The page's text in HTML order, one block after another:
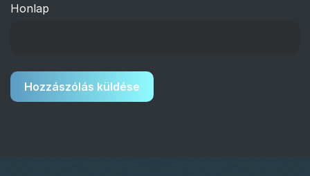
Honlap